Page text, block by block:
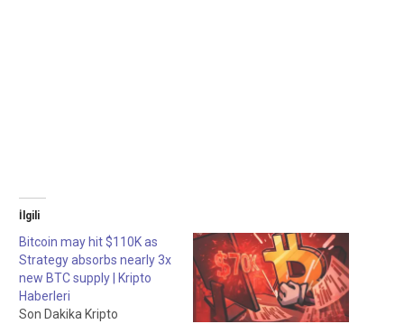
İlgili
Bitcoin may hit $110K as
Strategy absorbs nearly 3x
new BTC supply | Kripto
Haberleri
Son Dakika Kripto